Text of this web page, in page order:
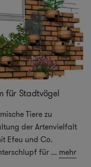
für Stadtvögel
Tiere zu
der Artenvielfalt
Efeu und Co.
für ... mehr